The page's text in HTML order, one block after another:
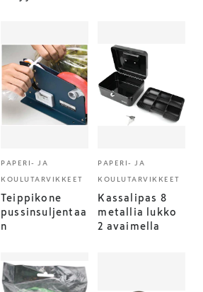
PAPERI- JA
KOULUTARVIKKEET
Teippikone
pussinsuljentaa
n
PAPERI- JA
KOULUTARVIKKEET
Kassalipas 8
metallia lukko
2 avaimella